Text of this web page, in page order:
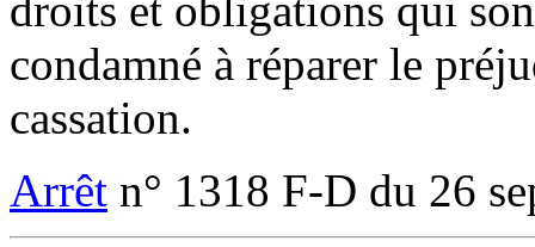
condamné à réparer le
cassation.
Arrêt n° 1318 F-D du 26